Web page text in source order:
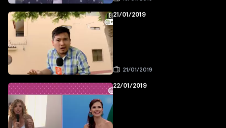
21/01/2019
21/01/2019
22/01/2019